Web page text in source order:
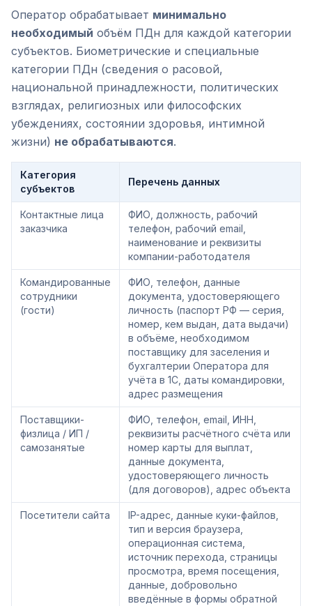
Оператор обрабатывает минимально
необходимый объём ПДн для каждой категории
субъектов. Биометрические и специальные
категории ПДн (сведения о расовой,
национальной принадлежности, политических
взглядах, религиозных или философских
убеждениях, состоянии здоровья, интимной
жизни) не обрабатываются.
Категория
субъектов
Перечень данных
Контактные лица
заказчика
ФИО, должность, рабочий
телефон, рабочий email,
наименование и реквизиты
компании-работодателя
Командированные
сотрудники
(гости)
ФИО, телефон, данные
документа, удостоверяющего
личность (паспорт РФ — серия,
номер, кем выдан, дата выдачи)
в объёме, необходимом
поставщику для заселения и
бухгалтерии Оператора для
учёта в 1С, даты командировки,
адрес размещения
Поставщики-
физлица / ИП /
самозанятые
ФИО, телефон, email, ИНН,
реквизиты расчётного счёта или
номер карты для выплат,
данные документа,
удостоверяющего личность
(для договоров), адрес объекта
Посетители сайта
IP-адрес, данные куки-файлов,
тип и версия браузера,
операционная система,
источник перехода, страницы
просмотра, время посещения,
данные, добровольно
введённые в формы обратной